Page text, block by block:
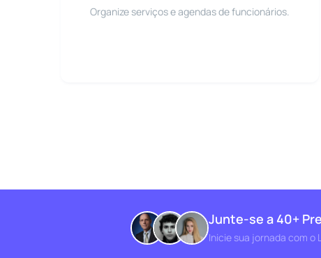
Organize serviços e agendas de funcionários.
Junte-se a 40+
Inicie sua jornada com o